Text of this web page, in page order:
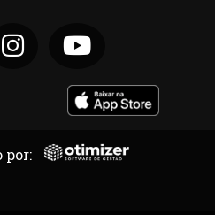
por: